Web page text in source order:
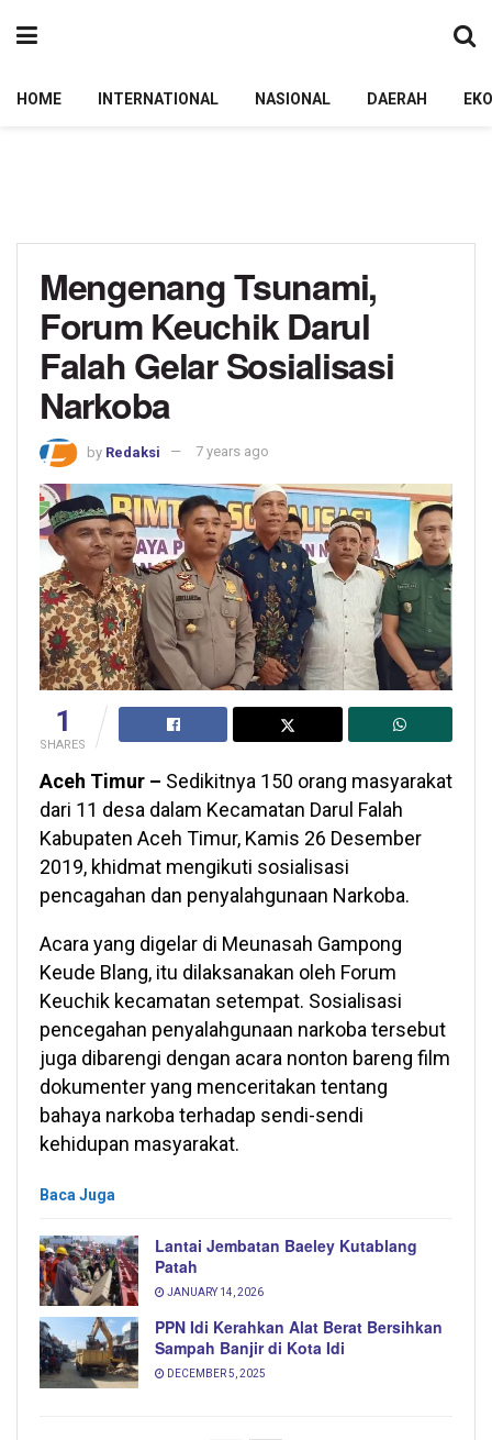
HOME INTERNATIONAL NASIONAL DAERAH
Mengenang Tsunami,
Forum Keuchik Darul
Falah Gelar Sosialisasi
Narkoba
by Redaksi 7 years ago
1
SHARES
Aceh Timur – Sedikitnya 150 orang masyarakat
dari 11 desa dalam Kecamatan Darul Falah
Kabupaten Aceh Timur, Kamis 26 Desember
2019, khidmat mengikuti sosialisasi
pencagahan dan penyalahgunaan Narkoba.
Acara yang digelar di Meunasah Gampong
Keude Blang, itu dilaksanakan oleh Forum
Keuchik kecamatan setempat. Sosialisasi
pencegahan penyalahgunaan narkoba tersebut
juga dibarengi dengan acara nonton bareng film
dokumenter yang menceritakan tentang
bahaya narkoba terhadap sendi-sendi
kehidupan masyarakat.
Baca Juga
Lantai Jembatan Baeley Kutablang
Patah
JANUARY 14, 2026
PPN Idi Kerahkan Alat Berat Bersihkan
Sampah Banjir di Kota Idi
DECEMBER 5, 2025